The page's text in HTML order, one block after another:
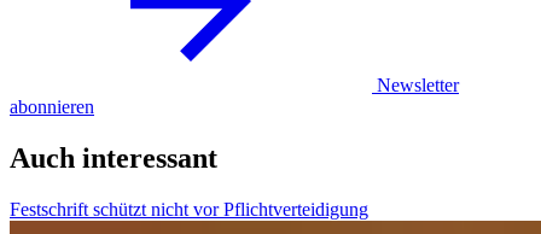
Newsletter
abonnieren
Auch interessant
Festschrift schützt nicht vor Pflichtverteidigung